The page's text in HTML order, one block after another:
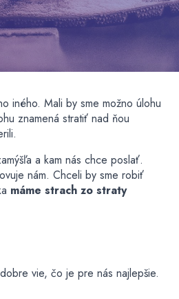
iného. Mali by sme možno úlohu
znamená stratiť nad ňou
a kam nás chce poslať.
nám. Chceli by sme robiť
máme strach zo straty
vie, čo je pre nás najlepšie.